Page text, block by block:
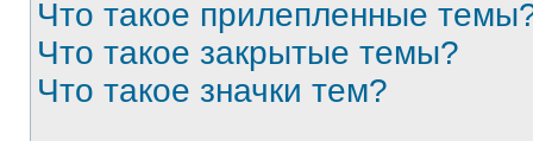
Что такое прилепленные
Что такое закрытые темы?
Что такое значки тем?